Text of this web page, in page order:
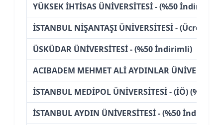
YÜKSEK İHTİSAS ÜNİVERSİTESİ - (%50 İndirimli)
İSTANBUL NİŞANTAŞI ÜNİVERSİTESİ - (Ücretli)
ÜSKÜDAR ÜNİVERSİTESİ - (%50 İndirimli)
ACIBADEM MEHMET ALİ AYDINLAR
İSTANBUL MEDİPOL ÜNİVERSİTESİ - (İÖ) (%50
İSTANBUL AYDIN ÜNİVERSİTESİ - (%50 İndirimli)